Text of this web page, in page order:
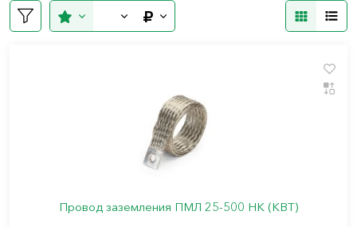
Провод заземления ПМЛ 25-500 НК (КВТ)